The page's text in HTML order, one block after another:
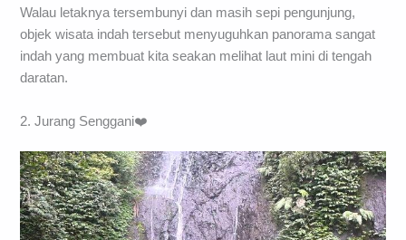
Walau letaknya tersembunyi dan masih sepi pengunjung,
objek wisata indah tersebut menyuguhkan panorama sangat
indah yang membuat kita seakan melihat laut mini di tengah
daratan.
2. Jurang Senggani❤️